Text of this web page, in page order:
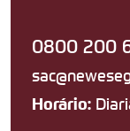
0800 200
Horário: